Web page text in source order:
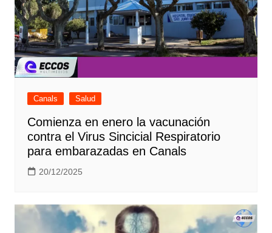
Canals Salud
Comienza en enero la vacunación
contra el Virus Sincicial Respiratorio
para embarazadas en Canals
20/12/2025